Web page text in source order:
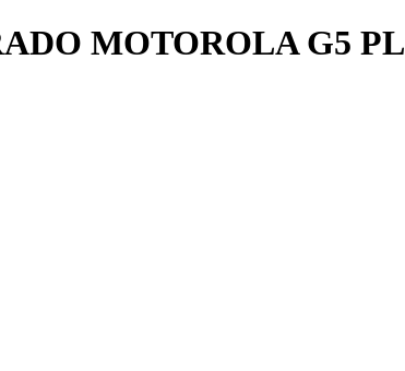
MOTOROLA G5